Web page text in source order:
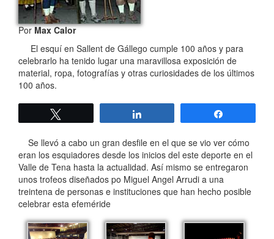
PorMax Calor
El esquí en Sallent de Gállego cumple 100 años y para
celebrarlo ha tenido lugar una maravillosa exposición de
material, ropa, fotografías y otras curiosidades de los últimos
100 años.
Se llevó a cabo un gran desfile en el que se vio ver cómo
eran los esquiadores desde los inicios del este deporte en el
Valle de Tena hasta la actualidad. Así mismo se entregaron
unos trofeos diseñados po Miguel Angel Arrudi a una
treintena de personas e instituciones que han hecho posible
celebrar esta efeméride